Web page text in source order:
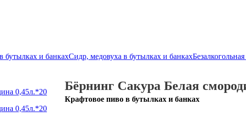
бутылках и банкахСидр, медовуха в бутылках и банках
Бёрнинг Сакура Белая
Крафтовое пиво в бутылках и банках